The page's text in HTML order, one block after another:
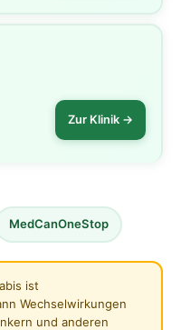
Zur Klinik →
MedCanOneStop
ist
Wechselwirkungen
und anderen